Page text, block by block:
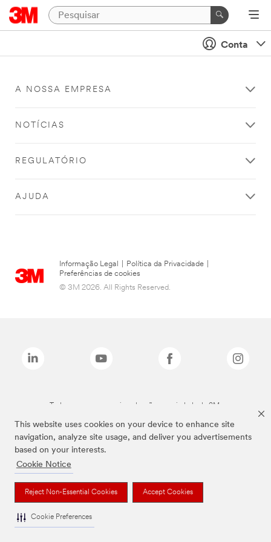
This website uses cookies on your device to enhance site
navigation, analyze site usage, and deliver you advertisements
based on your interests.
Cookie Notice
Reject Non-Essential Cookies Accept Cookies
Cookie Preferences
Conta
A NOSSA EMPRESA
NOTÍCIAS
REGULATÓRIO
AJUDA
Informação Legal Política da Privacidade
Preferências de cookies
© 3M 2026. All Rights Reserved.
Todas as marcas mencionadas são propriedade da 3M.